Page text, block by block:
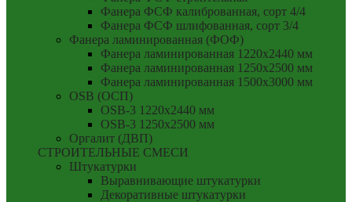
Фанера ФСФ калиброванная, сорт 4/4
Фанера ФСФ шлифованная, сорт 3/4
Фанера ламинированная (ФОФ)
Фанера ламинированная 1220x2440 мм
Фанера ламинированная 1250x2500 мм
Фанера ламинированная 1500x3000 мм
OSB (ОСП)
OSB-3 1220x2440 мм
OSB-3 1250x2500 мм
Оргалит (ДВП)
СТРОИТЕЛЬНЫЕ СМЕСИ
Штукатурки
Выравнивающие штукатурки
Декоративные штукатурки